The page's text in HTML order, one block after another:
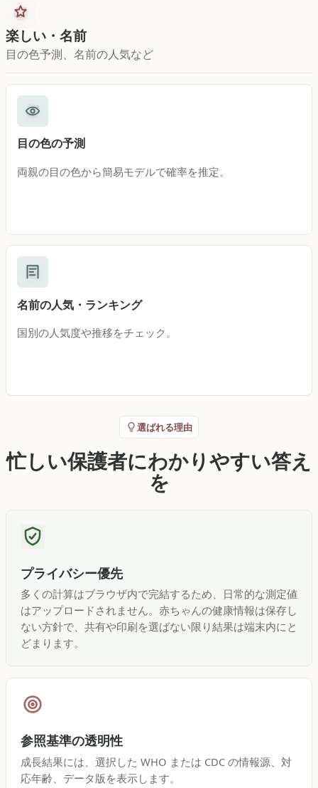
楽しい・名前
目の色予測、名前の人気など
目の色の予測
両親の目の色から簡易モデルで確率を推定。
名前の人気・ランキング
国別の人気度や推移をチェック。
選ばれる理由
忙しい保護者にわかりやすい答え
を
プライバシー優先
多くの計算はブラウザ内で完結するため、日常的な測定値
はアップロードされません。赤ちゃんの健康情報は保存し
ない方針で、共有や印刷を選ばない限り結果は端末内にと
どまります。
参照基準の透明性
成長結果には、選択した WHO または CDC の情報源、対
応年齢、データ版を表示します。